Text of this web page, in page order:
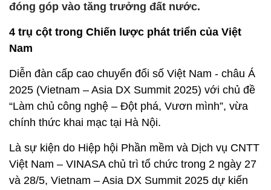
đóng góp vào tăng trưởng đất nước.
4 trụ cột trong Chiến lược phát triển của Việt
Nam
Diễn đàn cấp cao chuyển đổi số Việt Nam - châu Á
2025 (Vietnam – Asia DX Summit 2025) với chủ đề
“Làm chủ công nghệ – Đột phá, Vươn mình”, vừa
chính thức khai mạc tại Hà Nội.
Là sự kiện do Hiệp hội Phần mềm và Dịch vụ CNTT
Việt Nam – VINASA chủ trì tổ chức trong 2 ngày 27
và 28/5, Vietnam – Asia DX Summit 2025 dự kiến